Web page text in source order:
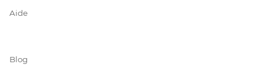
Aide
Blog